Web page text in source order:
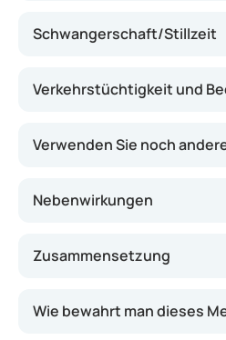
Schwangerschaft/Stillzeit
Verkehrstüchtigkeit und
Verwenden Sie noch
Nebenwirkungen
Zusammensetzung
Wie bewahrt man dieses